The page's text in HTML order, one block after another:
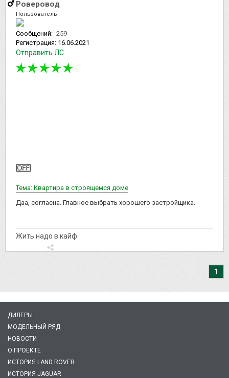
Роверовод
Пользователь
Сообщений: 259
Регистрация: 16.06.2021
Отправить ЛС
Тема: Квартира в строящемся доме
Даа, согласна. Главное выбрать хорошего застройщика.
Жить надо в кайф
1
ДИЛЕРЫ
МОДЕЛЬНЫЙ РЯД
НОВОСТИ
О ПРОЕКТЕ
ИСТОРИЯ LAND ROVER
ИСТОРИЯ JAGUAR